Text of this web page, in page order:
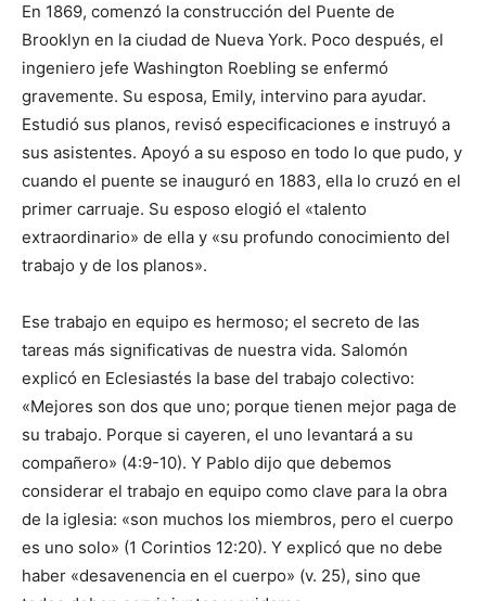
En 1869, comenzó la construcción del Puente de
Brooklyn en la ciudad de Nueva York. Poco después, el
ingeniero jefe Washington Roebling se enfermó
gravemente. Su esposa, Emily, intervino para ayudar.
Estudió sus planos, revisó especificaciones e instruyó a
sus asistentes. Apoyó a su esposo en todo lo que pudo, y
cuando el puente se inauguró en 1883, ella lo cruzó en el
primer carruaje. Su esposo elogió el «talento
extraordinario» de ella y «su profundo conocimiento del
trabajo y de los planos».
Ese trabajo en equipo es hermoso; el secreto de las
tareas más significativas de nuestra vida. Salomón
explicó en Eclesiastés la base del trabajo colectivo:
«Mejores son dos que uno; porque tienen mejor paga de
su trabajo. Porque si cayeren, el uno levantará a su
compañero» (4:9-10). Y Pablo dijo que debemos
considerar el trabajo en equipo como clave para la obra
de la iglesia: «son muchos los miembros, pero el cuerpo
es uno solo» (1 Corintios 12:20). Y explicó que no debe
haber «desavenencia en el cuerpo» (v. 25), sino que